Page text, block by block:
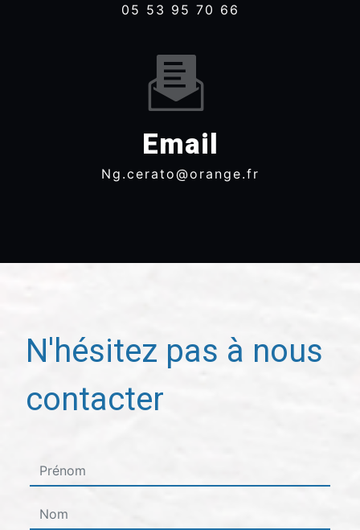
05 53 95 70 66
Email
ng.cerato@orange.fr
N'hésitez pas à nous
contacter